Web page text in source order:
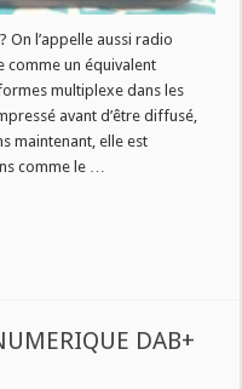
On l’appelle aussi radio
comme un équivalent
multiplexe dans les
avant d’être diffusé,
maintenant, elle est
comme le …
DAB+